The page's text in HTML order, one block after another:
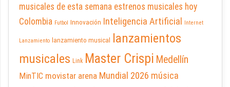
musicales de esta semana estrenos musicales hoy
Colombia Futbol Innovación Inteligencia Artificial Internet
Lanzamiento lanzamiento musical
lanzamientos
musicales Link Master Crispi Medellín
MinTIC movistar arena Mundial 2026 música